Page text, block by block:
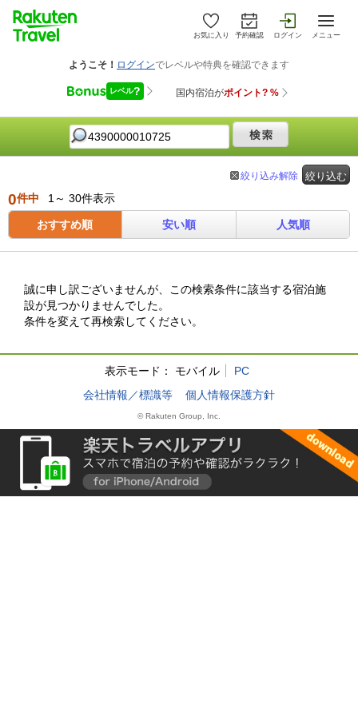
お気に入り 予約確認 ログイン メニュー
絞り込む
絞り込み解除
0件中 1～ 30件表示
おすすめ順 安い順 人気順
誠に申し訳ございませんが、この検索条件に該当する宿泊施
設が見つかりませんでした。
条件を変えて再検索してください。
表示モード： モバイル
PC
会社情報／標識等
個人情報保護方針
© Rakuten Group, Inc.